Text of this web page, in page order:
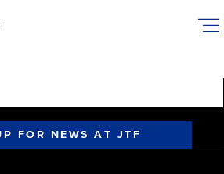
FOR NEWS AT JTF